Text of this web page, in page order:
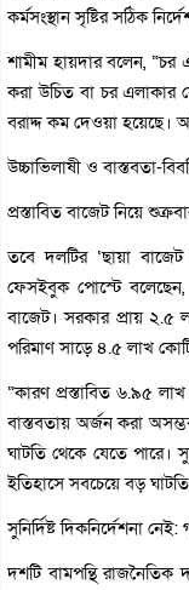
কর্মসংস্থান সৃষ্টির সঠিক
শামীম হায়দার বলেন,
করা উচিত বা চর এলাকার
বরাদ্দ কম দেওয়া হয়েছে।
উচ্চাভিলাষী ও বাস্তবতা-
প্রস্তাবিত বাজেট নিয়ে
তবে দলটির ‘ছায়া
ফেসইবুক পোস্টে বলেছেন,
বাজেট। সরকার প্রায় ২.৫
পরিমাণ সাড়ে ৪.৫ লাখ
“কারণ প্রস্তাবিত ৬.৯৫
বাস্তবতায় অর্জন করা
ঘাটতি থেকে যেতে পারে।
ইতিহাসে সবচেয়ে বড়
সুনির্দিষ্ট দিকনির্দেশনা নেই:
দশটি বামপন্থি রাজনৈতিক